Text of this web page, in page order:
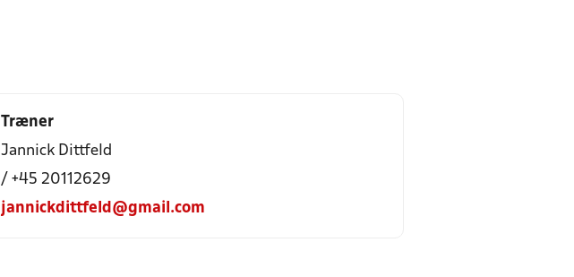
Træner
Jannick Dittfeld
/ +45 20112629
jannickdittfeld@gmail.com